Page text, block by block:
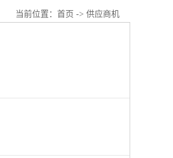
当前位置： 首页 -> 供应商机